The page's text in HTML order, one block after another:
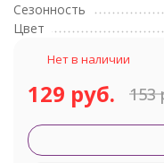
Сезонность
Цвет
Нет в наличии
129 руб. 153